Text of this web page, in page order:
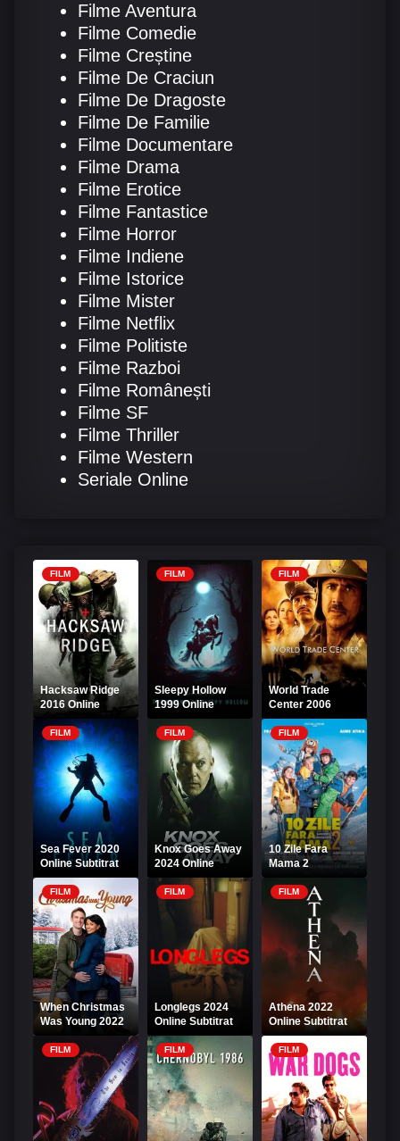
Filme Aventura
Filme Comedie
Filme Creștine
Filme De Craciun
Filme De Dragoste
Filme De Familie
Filme Documentare
Filme Drama
Filme Erotice
Filme Fantastice
Filme Horror
Filme Indiene
Filme Istorice
Filme Mister
Filme Netflix
Filme Politiste
Filme Razboi
Filme Românești
Filme SF
Filme Thriller
Filme Western
Seriale Online
FILM
Hacksaw Ridge
2016 Online
Subtitrat – Fără
armă în linia întâi
FILM
Sleepy Hollow
1999 Online
Subtitrat -
Legenda
călărețului fără
cap
FILM
World Trade
Center 2006
Online Subtitrat
FILM
Sea Fever 2020
Online Subtitrat
FILM
Knox Goes Away
2024 Online
Subtitrat
FILM
10 Zile Fara
Mama 2
FILM
When Christmas
Was Young 2022
Online Subtitrat
FILM
Longlegs 2024
Online Subtitrat
FILM
Athena 2022
Online Subtitrat
FILM FILM FILM